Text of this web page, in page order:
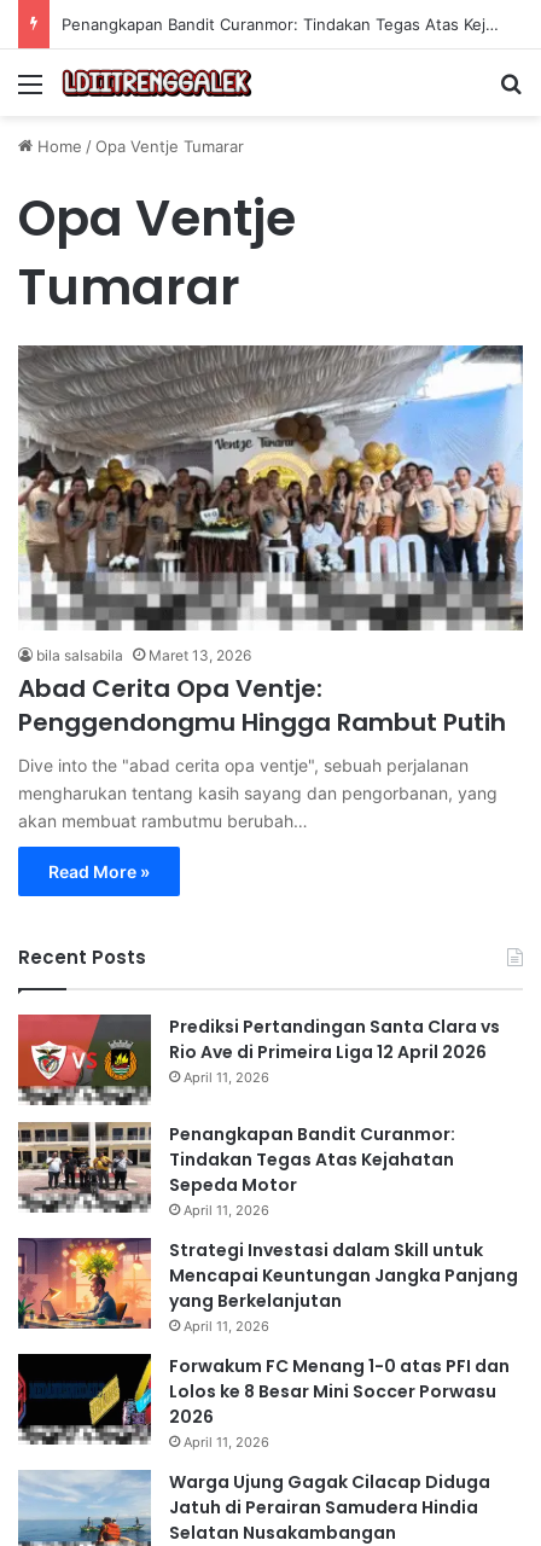
Penangkapan Bandit Curanmor: Tindakan Tegas Atas Kejahatan Sepeda Motor
Menu
Home /Opa Ventje Tumarar
Opa Ventje
Tumarar
bila salsabila Maret 13, 2026
Abad Cerita Opa Ventje:
Penggendongmu Hingga Rambut Putih
Dive into the "abad cerita opa ventje", sebuah perjalanan
mengharukan tentang kasih sayang dan pengorbanan, yang
akan membuat rambutmu berubah…
Read More »
Recent Posts
Prediksi Pertandingan Santa Clara vs
Rio Ave di Primeira Liga 12 April 2026
April 11, 2026
Penangkapan Bandit Curanmor:
Tindakan Tegas Atas Kejahatan
Sepeda Motor
April 11, 2026
Strategi Investasi dalam Skill untuk
Mencapai Keuntungan Jangka Panjang
yang Berkelanjutan
April 11, 2026
Forwakum FC Menang 1-0 atas PFI dan
Lolos ke 8 Besar Mini Soccer Porwasu
2026
April 11, 2026
Warga Ujung Gagak Cilacap Diduga
Jatuh di Perairan Samudera Hindia
Selatan Nusakambangan